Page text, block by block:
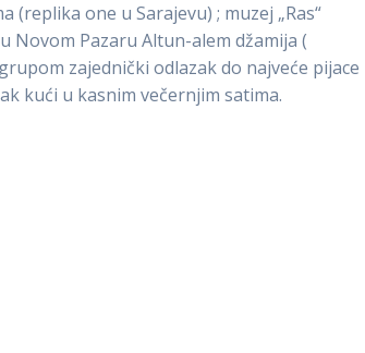
one u Sarajevu) ; muzej „Ras“
Novom Pazaru Altun-alem džamija (
zajednički odlazak do najveće pijace
kući u kasnim večernjim satima.